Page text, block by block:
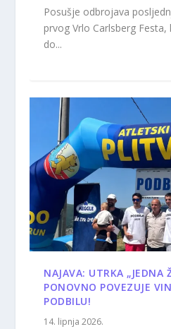
Posušje odbrojava
prvog Vrlo Carlsberg
do...
NAJAVA: UTRKA „JEDNA
PONOVNO POVEZUJE
PODBILU!
14. lipnja 2026.